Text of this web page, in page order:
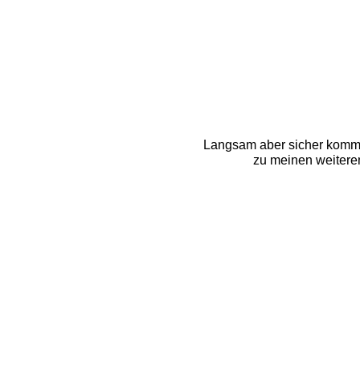
Langsam aber sicher
zu meinen